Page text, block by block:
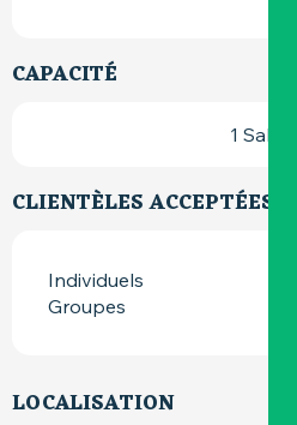
CAPACITÉ
1 Salle(s)
CLIENTÈLES ACCEPTÉES
Individuels
Groupes
LOCALISATION